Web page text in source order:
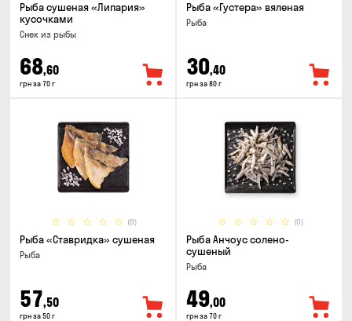
Рыба сушеная «Липария»
кусочками
Снек из рыбы
68,60
грн за 70 г
Рыба «Густера» вяленая
Рыба
30,40
грн за 80 г
(0)
Рыба «Ставридка» сушеная
Рыба
57,50
грн за 50 г
(0)
Рыба Анчоус солено-
сушеный
Рыба
49,00
грн за 70 г